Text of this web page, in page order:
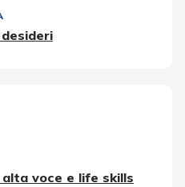
voce e life skills